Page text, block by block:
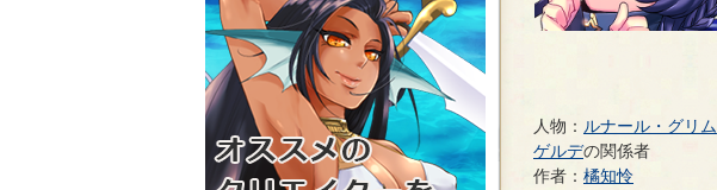
人物： ルナール・グリム
ゲルデの関係者
作者： 橘知怜